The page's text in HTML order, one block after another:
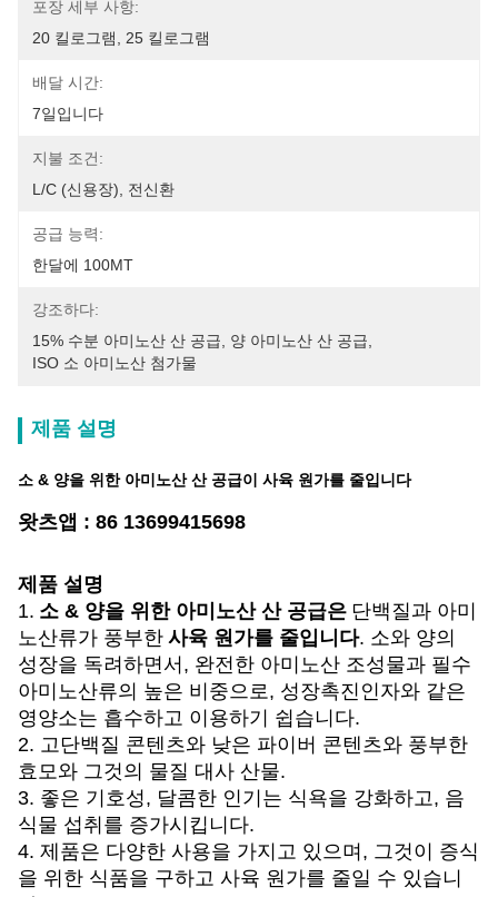
포장 세부 사항:
20 킬로그램, 25 킬로그램
배달 시간:
7일입니다
지불 조건:
L/C (신용장), 전신환
공급 능력:
한달에 100MT
강조하다:
15% 수분 아미노산 산 공급
양 아미노산 산 공급
ISO 소 아미노산 첨가물
제품 설명
소 & 양을 위한 아미노산 산 공급이 사육 원가를 줄입니다
왓츠앱 : 86 13699415698
제품 설명
1. 소 & 양을 위한 아미노산 산 공급은 단백질과 아미
노산류가 풍부한 사육 원가를 줄입니다. 소와 양의
성장을 독려하면서, 완전한 아미노산 조성물과 필수
아미노산류의 높은 비중으로, 성장촉진인자와 같은
영양소는 흡수하고 이용하기 쉽습니다.
2. 고단백질 콘텐츠와 낮은 파이버 콘텐츠와 풍부한
효모와 그것의 물질 대사 산물.
3. 좋은 기호성, 달콤한 인기는 식욕을 강화하고, 음
식물 섭취를 증가시킵니다.
4. 제품은 다양한 사용을 가지고 있으며, 그것이 증식
을 위한 식품을 구하고 사육 원가를 줄일 수 있습니